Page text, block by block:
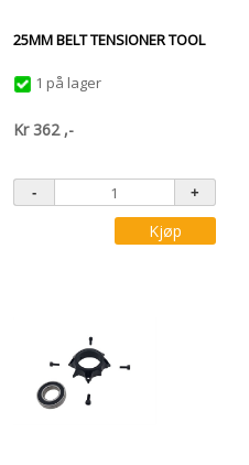
25MM BELT TENSIONER TOOL
1 på lager
Kr362 ,-
Kjøp